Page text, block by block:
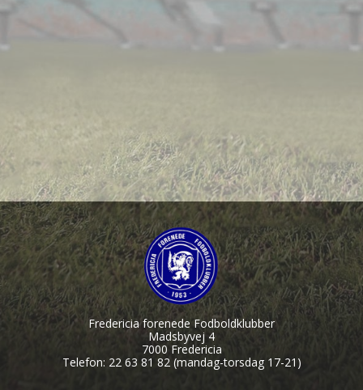
Fredericia forenede Fodboldklubber
Madsbyvej 4
7000 Fredericia
Telefon: 22 63 81 82 (mandag-torsdag 17-21)